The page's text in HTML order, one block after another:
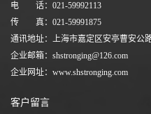
电 话：021-59992113
传 真：021-59991875
通讯地址：上海市嘉定区安亭曹安公
企业邮箱：shstronging@126.com
企业网址：www.shstronging.com
客户留言